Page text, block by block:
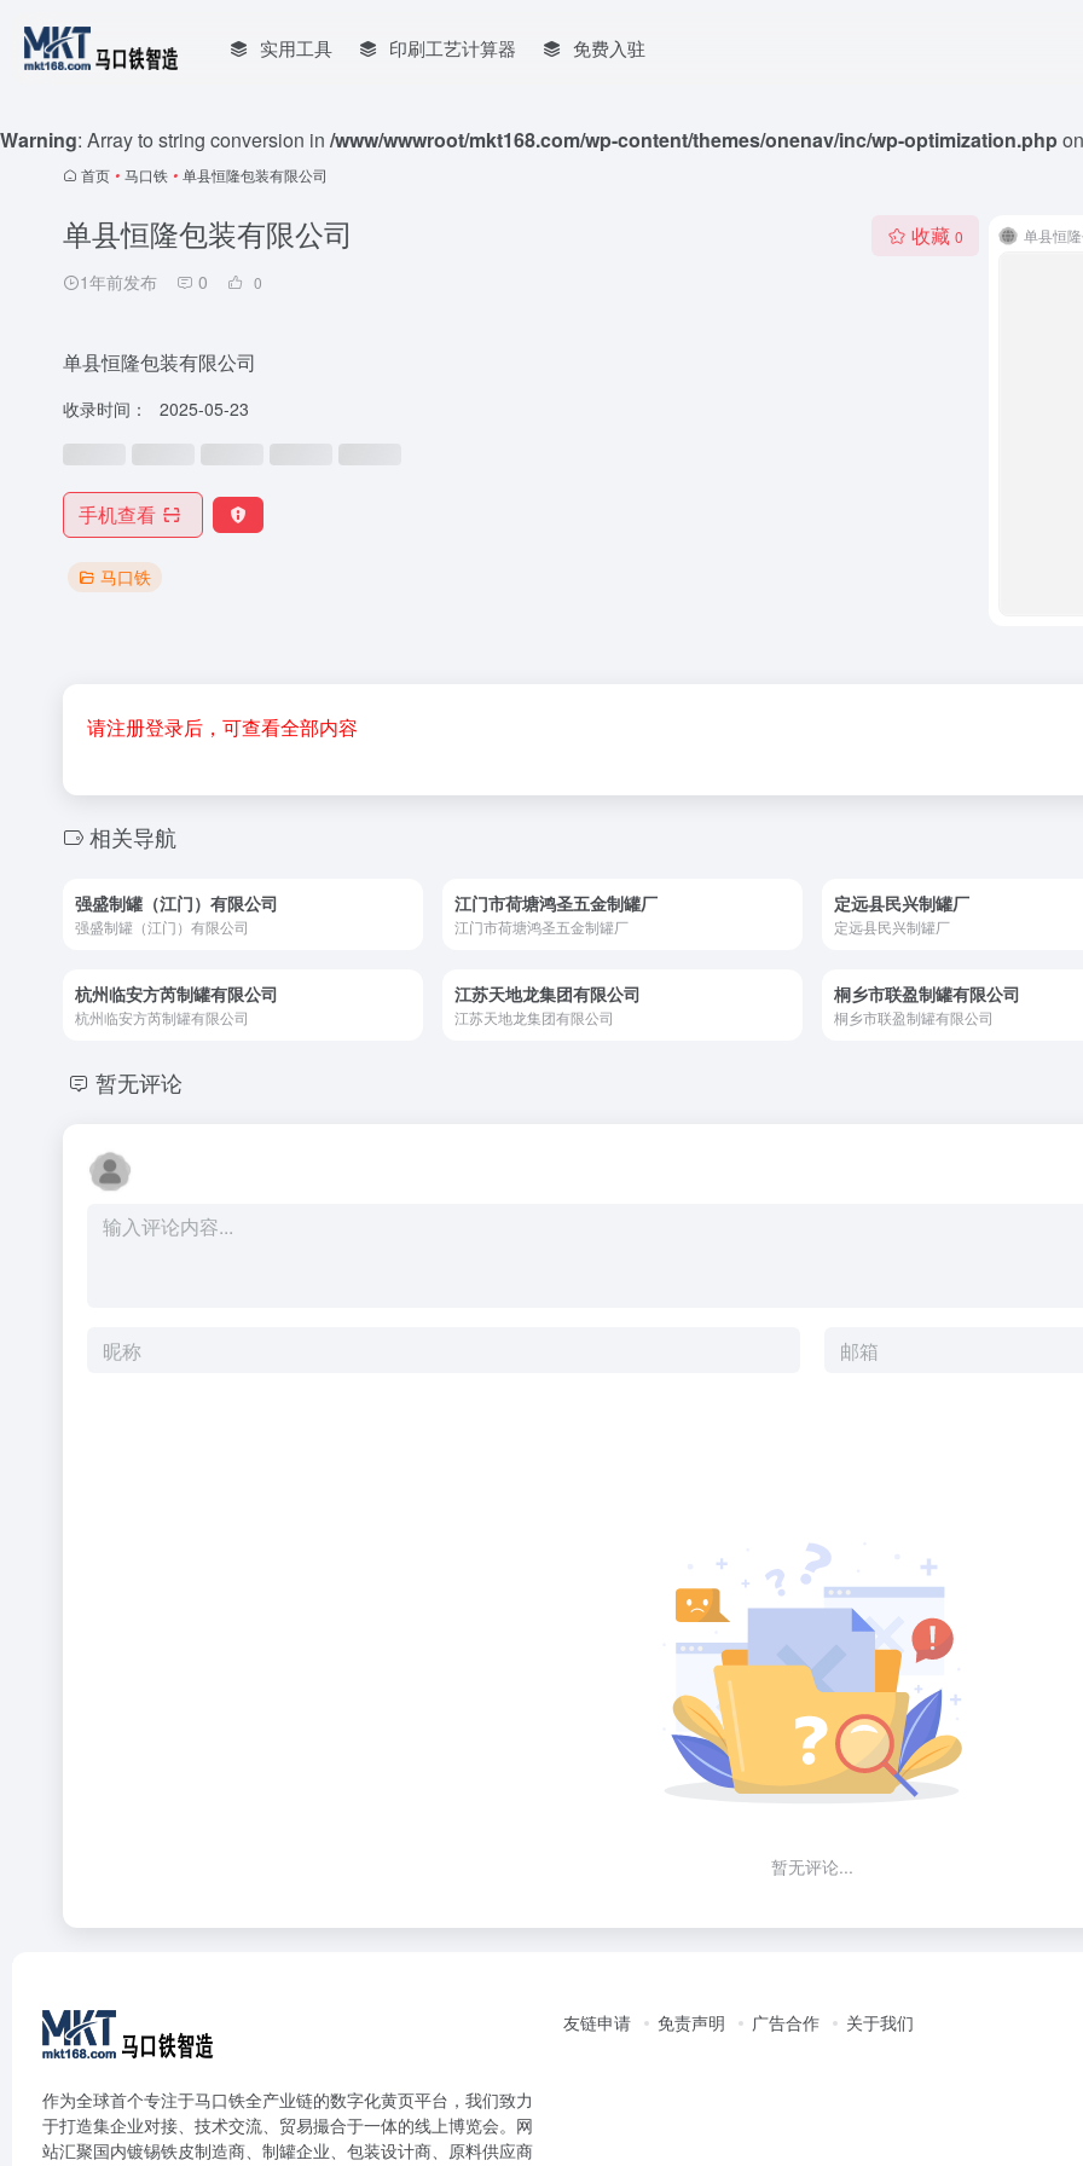
Warning: Array to string conversion in /www/wwwroot/mkt168.com/wp-content/themes/onenav/inc/wp-optimization.php
实用工具 印刷工艺计算器 免费入驻
首页 • 马口铁 • 单县恒隆包装有限公司
单县恒隆包装有限公司
1年前发布 0 0
收藏 0
单县恒隆包装有限公司
收录时间： 2025-05-23
手机查看
马口铁
单县恒
请注册登录后，可查看全部内容
相关导航
强盛制罐（江门）有限公司
强盛制罐（江门）有限公司
江门市荷塘鸿圣五金制罐厂
江门市荷塘鸿圣五金制罐厂
定远县民兴制罐厂
定远县民兴制罐厂
杭州临安方芮制罐有限公司
杭州临安方芮制罐有限公司
江苏天地龙集团有限公司
江苏天地龙集团有限公司
桐乡市联盈制罐有限公司
桐乡市联盈制罐有限公司
暂无评论
暂无评论...
作为全球首个专注于马口铁全产业链的数字化黄页平台，我们致力
于打造集企业对接、技术交流、贸易撮合于一体的线上博览会。网
站汇聚国内镀锡铁皮制造商、制罐企业、包装设计商、原料供应商
友链申请 免责声明 广告合作 关于我们